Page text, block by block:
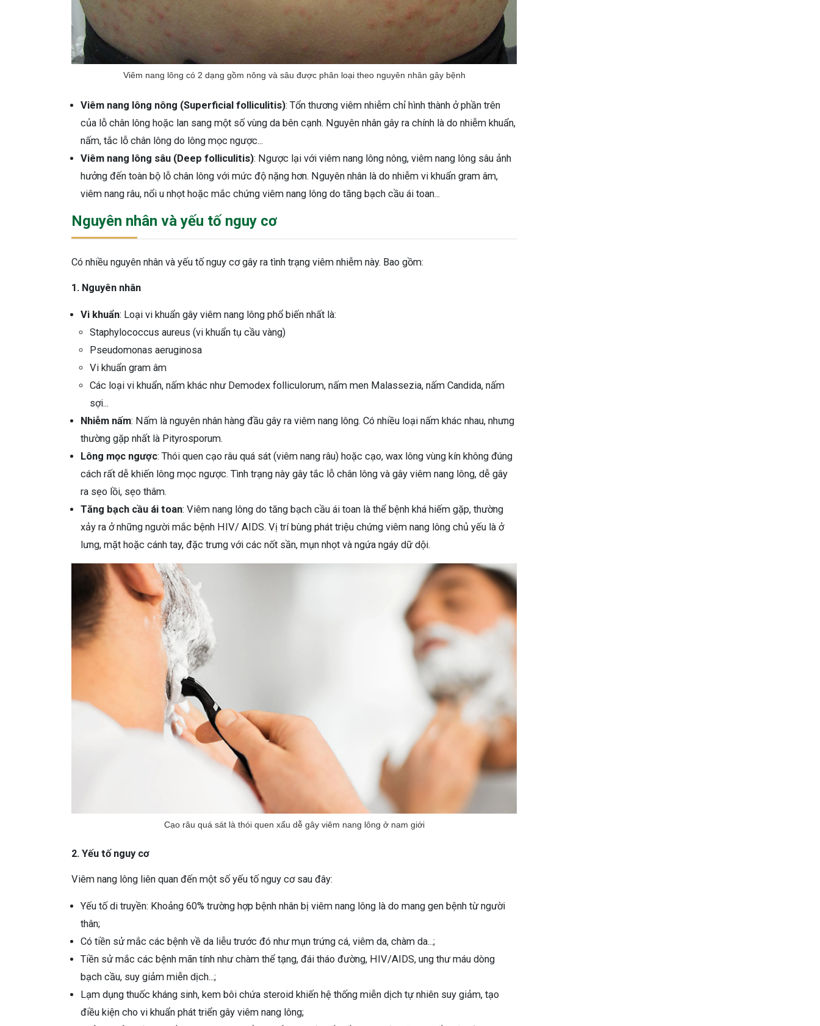
Viêm nang lông có 2 dạng gồm nông và sâu được phân loại theo nguyên nhân gây bệnh
Viêm nang lông nông (Superficial folliculitis): Tổn thương viêm nhiễm chỉ hình thành ở phần trên
của lỗ chân lông hoặc lan sang một số vùng da bên cạnh. Nguyên nhân gây ra chính là do nhiễm khuẩn,
nấm, tắc lỗ chân lông do lông mọc ngược...
Viêm nang lông sâu (Deep folliculitis): Ngược lại với viêm nang lông nông, viêm nang lông sâu ảnh
hưởng đến toàn bộ lỗ chân lông với mức độ nặng hơn. Nguyên nhân là do nhiễm vi khuẩn gram âm,
viêm nang râu, nổi u nhọt hoặc mắc chứng viêm nang lông do tăng bạch cầu ái toan...
Nguyên nhân và yếu tố nguy cơ
Có nhiều nguyên nhân và yếu tố nguy cơ gây ra tình trạng viêm nhiễm này. Bao gồm:
1. Nguyên nhân
Vi khuẩn: Loại vi khuẩn gây viêm nang lông phổ biến nhất là:
Staphylococcus aureus (vi khuẩn tụ cầu vàng)
Pseudomonas aeruginosa
Vi khuẩn gram âm
Các loại vi khuẩn, nấm khác như Demodex folliculorum, nấm men Malassezia, nấm Candida, nấm
sợi...
Nhiễm nấm: Nấm là nguyên nhân hàng đầu gây ra viêm nang lông. Có nhiều loại nấm khác nhau, nhưng
thường gặp nhất là Pityrosporum.
Lông mọc ngược: Thói quen cạo râu quá sát (viêm nang râu) hoặc cạo, wax lông vùng kín không đúng
cách rất dễ khiến lông mọc ngược. Tình trạng này gây tắc lỗ chân lông và gây viêm nang lông, dễ gây
ra sẹo lồi, sẹo thâm.
Tăng bạch cầu ái toan: Viêm nang lông do tăng bạch cầu ái toan là thể bệnh khá hiếm gặp, thường
xảy ra ở những người mắc bệnh HIV/ AIDS. Vị trí bùng phát triệu chứng viêm nang lông chủ yếu là ở
lưng, mặt hoặc cánh tay, đặc trưng với các nốt sần, mụn nhọt và ngứa ngáy dữ dội.
Cạo râu quá sát là thói quen xấu dễ gây viêm nang lông ở nam giới
2. Yếu tố nguy cơ
Viêm nang lông liên quan đến một số yếu tố nguy cơ sau đây:
Yếu tố di truyền: Khoảng 60% trường hợp bệnh nhân bị viêm nang lông là do mang gen bệnh từ người
thân;
Có tiền sử mắc các bệnh về da liễu trước đó như mụn trứng cá, viêm da, chàm da...;
Tiền sử mắc các bệnh mãn tính như chàm thể tạng, đái tháo đường, HIV/AIDS, ung thư máu dòng
bạch cầu, suy giảm miễn dịch...;
Lạm dụng thuốc kháng sinh, kem bôi chứa steroid khiến hệ thống miễn dịch tự nhiên suy giảm, tạo
điều kiện cho vi khuẩn phát triển gây viêm nang lông;